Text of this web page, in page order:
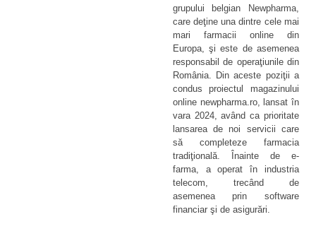
grupului belgian Newpharma,
care deţine una dintre cele mai
mari farmacii online din
Europa, şi este de asemenea
responsabil de operaţiunile din
România. Din aceste poziţii a
condus proiectul magazinului
online newpharma.ro, lansat în
vara 2024, având ca prioritate
lansarea de noi servicii care
să completeze farmacia
tradiţională. Înainte de e-
farma, a operat în industria
telecom, trecând de
asemenea prin software
financiar şi de asigurări.